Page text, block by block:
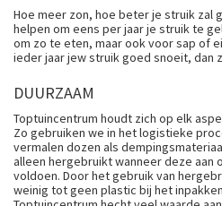
Hoe meer zon, hoe beter je struik zal
helpen om eens per jaar je struik te
om zo te eten, maar ook voor sap of
ieder jaar jew struik goed snoeit, dan
DUURZAAM
Toptuincentrum houdt zich op elk
Zo gebruiken we in het logistieke
vermalen dozen als
alleen hergebruikt wanneer deze aan
voldoen. Door het gebruik van
weinig tot geen plastic bij het